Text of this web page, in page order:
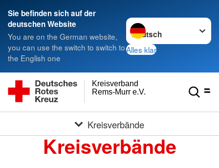
Sie befinden sich auf der
deutschen Website
You are on the German website,
you can use the switch to switch to
the English one
Sprache wechseln zu
Alles klar
Rems-Murr e.V.
Kreisverband
Kreisverbände
Kreisverbände